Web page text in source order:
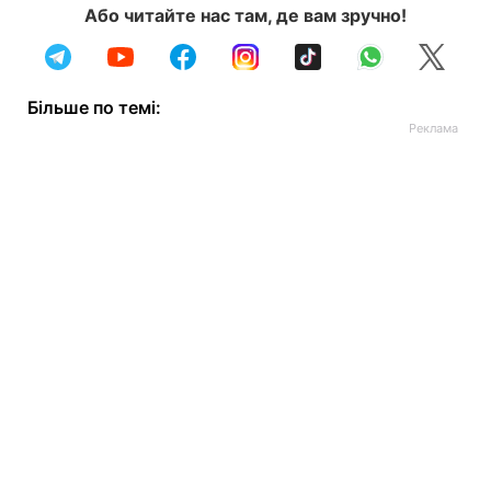
Або читайте нас там, де вам зручно!
Більше по темі: